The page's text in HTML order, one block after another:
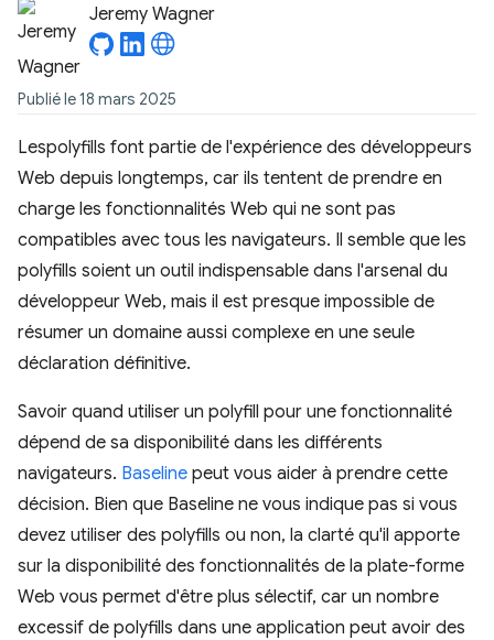
Jeremy Wagner
Publié le 18 mars 2025
Lespolyfills font partie de l'expérience des développeurs
Web depuis longtemps, car ils tentent de prendre en
charge les fonctionnalités Web qui ne sont pas
compatibles avec tous les navigateurs. Il semble que les
polyfills soient un outil indispensable dans l'arsenal du
développeur Web, mais il est presque impossible de
résumer un domaine aussi complexe en une seule
déclaration définitive.
Savoir quand utiliser un polyfill pour une fonctionnalité
dépend de sa disponibilité dans les différents
navigateurs. Baseline peut vous aider à prendre cette
décision. Bien que Baseline ne vous indique pas si vous
devez utiliser des polyfills ou non, la clarté qu'il apporte
sur la disponibilité des fonctionnalités de la plate-forme
Web vous permet d'être plus sélectif, car un nombre
excessif de polyfills dans une application peut avoir des